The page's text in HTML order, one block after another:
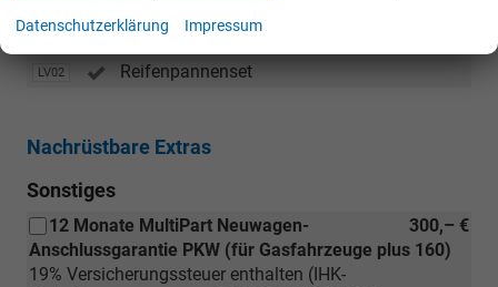
Räder & Technik
LV02 Reifenpannenset
Nachrüstbare Extras
Sonstiges
300,– €
12 Monate MultiPart Neuwagen-
Anschlussgarantie PKW (für Gasfahrzeuge plus 160)
19% Versicherungssteuer enthalten (IHK-
Datenschutzerklärung Impressum